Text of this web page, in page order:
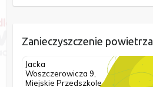
Zanieczyszczenie powietrza